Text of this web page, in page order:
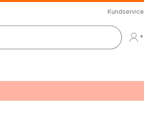
Kundservice